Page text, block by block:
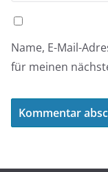
Name, E-Mail-
für meinen